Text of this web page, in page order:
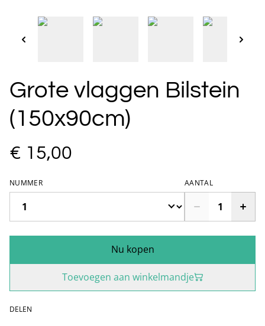
Grote vlaggen Bilstein
(150x90cm)
€ 15,00
NUMMER AANTAL
Nu kopen
Toevoegen aan winkelmandje
DELEN